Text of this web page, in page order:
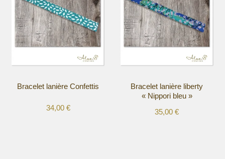
variations.
Les
options
peuvent
être
sur
page
variations.
Les
options
peuvent
être
sur
page
Bracelet lanière Confettis
34,00 €
Bracelet lanière liberty
« Nippori bleu »
35,00€